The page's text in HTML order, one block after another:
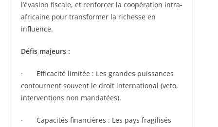
l’évasion fiscale, et renforcer la coopération intra-
africaine pour transformer la richesse en
influence.
Défis majeurs :
· Efficacité limitée : Les grandes puissances
contournent souvent le droit international (veto,
interventions non mandatées).
· Capacités financières : Les pays fragilisés